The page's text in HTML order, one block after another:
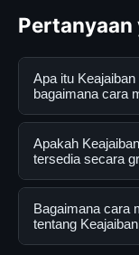
Pertanyaan
Apa itu
bagaimana cara
Keajaiban Plaza
digital yang
mendapatkan
dapat
resmi dan
Apakah
tersedia secara
Ya, Keajaiban
diakses secara
biaya
Bagaimana cara
tentang